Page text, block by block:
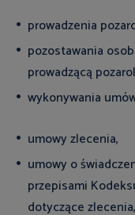
prowadzenia
pozostawania
prowadzącą
wykonywania
umowy zlecenia,
umowy o
przepisami
dotyczące zlecenia,